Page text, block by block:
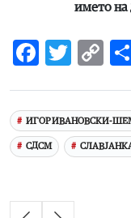
името на
Facebook
ИГОР ИВАНОВСКИ-
СДСМ